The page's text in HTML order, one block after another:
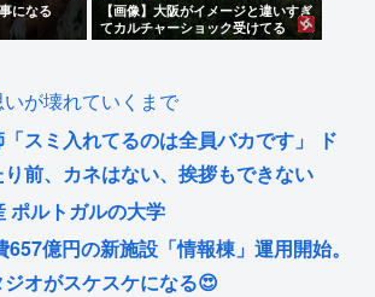
になる
【画像】大阪がイメージと違いすぎ
てカルチャーショック受けてる
が壊れていくまで
スミ入れてるのは全員バカです」 ド
前、カネはない、挨拶もできない
ポルトガルの大学
億円の新施設「情報棟」運用開始。
オがスケスケになる😍